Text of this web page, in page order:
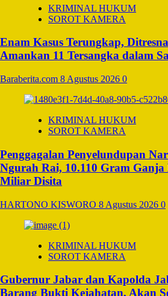
KRIMINAL HUKUM
SOROT KAMERA
Enam Kasus Terungkap,
Amankan 11 Tersangka dalam
Baraberita.com 8 Agustus 2026 0
KRIMINAL HUKUM
SOROT KAMERA
Penggagalan Penyelundupan
Ngurah Rai, 10.110 Gram Ganja
Miliar Disita
HARTONO KISWORO 8 Agustus 2026 0
KRIMINAL HUKUM
SOROT KAMERA
Gubernur Jabar dan Kapolda
Barang Bukti Kejahatan, Akan